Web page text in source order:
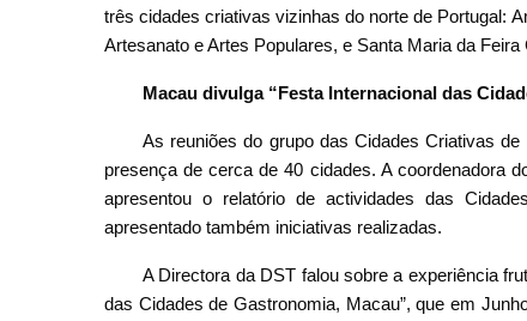
três cidades criativas vizinhas do norte de Portugal:
Artesanato e Artes Populares, e Santa Maria da
Macau divulga “Festa Internacional das
As reuniões do grupo das Cidades Criativas
presença de cerca de 40 cidades. A coordenadora
apresentou o relatório de actividades das
apresentado também iniciativas realizadas.
A Directora da DST falou sobre a experiência
das Cidades de Gastronomia, Macau”, que em